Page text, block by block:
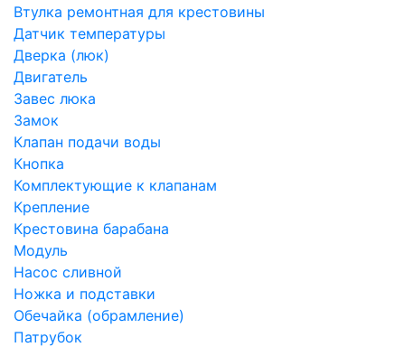
Втулка ремонтная для крестовины
Датчик температуры
Дверка (люк)
Двигатель
Завес люка
Замок
Клапан подачи воды
Кнопка
Комплектующие к клапанам
Крепление
Крестовина барабана
Модуль
Насос сливной
Ножка и подставки
Обечайка (обрамление)
Патрубок